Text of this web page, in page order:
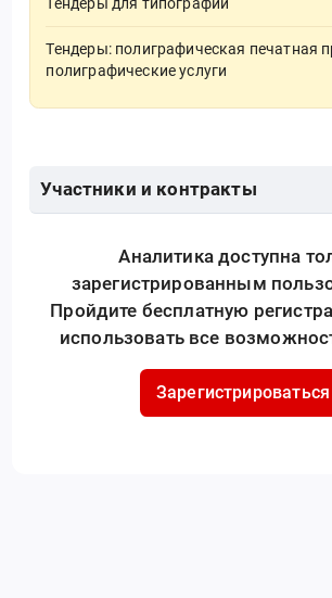
Тендеры: полиграфическая печатная
полиграфические услуги
Участники и контракты
Аналитика доступна
зарегистрированным
Пройдите бесплатную
использовать все
Зарегистрироваться